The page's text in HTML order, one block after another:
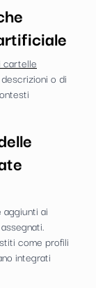
o di
ai
assegnati.
come profili
integrati